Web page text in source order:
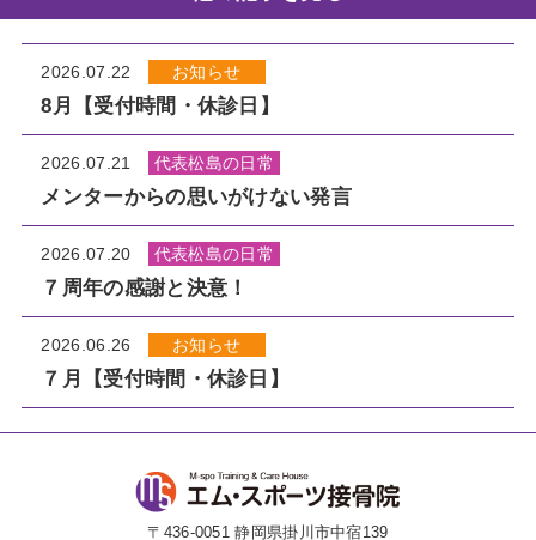
2026.07.22 お知らせ
8月【受付時間・休診日】
2026.07.21 代表松島の日常
メンターからの思いがけない発言
2026.07.20 代表松島の日常
７周年の感謝と決意！
2026.06.26 お知らせ
７月【受付時間・休診日】
〒436-0051 静岡県掛川市中宿139